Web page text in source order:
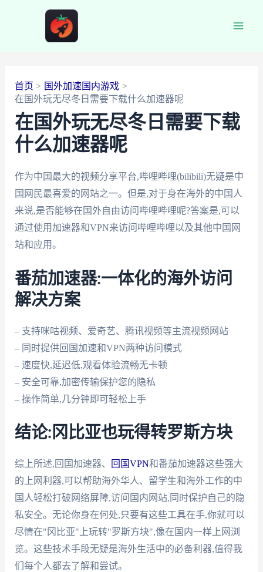
首页
国外加速国内游戏
在国外玩无尽冬日需要下载什么加速器呢
在国外玩无尽冬日需要下载
什么加速器呢
作为中国最大的视频分享平台,哔哩哔哩(bilibili)无疑是中
国网民最喜爱的网站之一。但是,对于身在海外的中国人
来说,是否能够在国外自由访问哔哩哔哩呢?答案是,可以
通过使用加速器和VPN来访问哔哩哔哩以及其他中国网
站和应用。
番茄加速器:一体化的海外访问
解决方案
– 支持咪咕视频、爱奇艺、腾讯视频等主流视频网站
– 同时提供回国加速和VPN两种访问模式
– 速度快,延迟低,观看体验流畅无卡顿
– 安全可靠,加密传输保护您的隐私
– 操作简单,几分钟即可轻松上手
结论:冈比亚也玩得转罗斯方块
综上所述,回国加速器、 回国VPN和番茄加速器这些强大
的上网利器,可以帮助海外华人、留学生和海外工作的中
国人轻松打破网络屏障,访问国内网站,同时保护自己的隐
私安全。无论你身在何处,只要有这些工具在手,你就可以
尽情在"冈比亚"上玩转"罗斯方块",像在国内一样上网浏
览。这些技术手段无疑是海外生活中的必备利器,值得我
们每个人都去了解和尝试。